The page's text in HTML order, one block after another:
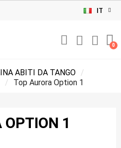
IT
ABITI DA TANGO
Top Aurora Option 1
OPTION 1